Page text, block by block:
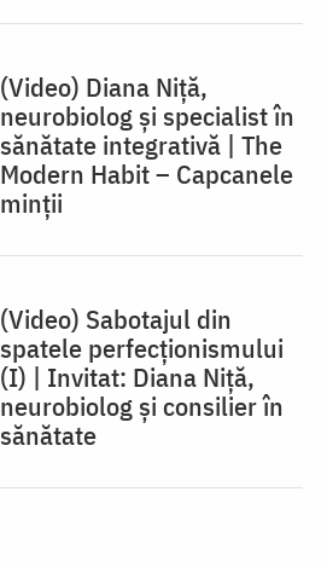
(Video) Diana Niță,
neurobiolog și specialist în
sănătate integrativă | The
Modern Habit – Capcanele
minții
(Video) Sabotajul din
spatele perfecționismului
(I) | Invitat: Diana Niță,
neurobiolog și consilier în
sănătate